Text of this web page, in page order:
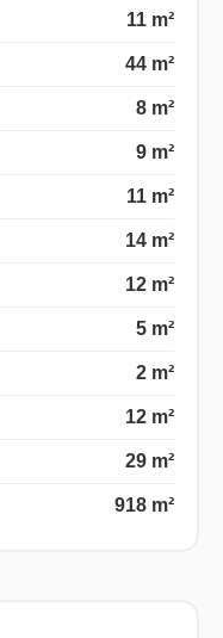
11 m²
44 m²
8 m²
9 m²
11 m²
14 m²
12 m²
5 m²
2 m²
12 m²
29 m²
918 m²